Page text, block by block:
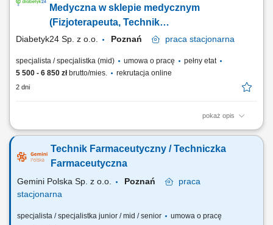
Medyczna w sklepie medycznym
(Fizjoterapeuta, Technik
farmaceutyczny, Technik ortopeda)
Diabetyk24 Sp. z o.o. Poznań praca stacjonarna
specjalista / specjalistka (mid) umowa o pracę
pełny etat
5 500 - 6 850 złbrutto/mies. rekrutacja online
2 dni
pokaż opis
Obsługa Pacjentów w sklepie medycznym – rozpoznawanie ich potrzeb
na zaopatrzenie w wyroby medyczne. Dbanie o aspekt wizualny sklepu
zgodnie ze standardami firmy, koordynacja przepływu dokumentów
Technik Farmaceutyczny / Techniczka
Farmaceutyczna
Gemini Polska Sp. z o.o. Poznań
praca
stacjonarna
specjalista / specjalistka junior / mid / senior
umowa o pracę